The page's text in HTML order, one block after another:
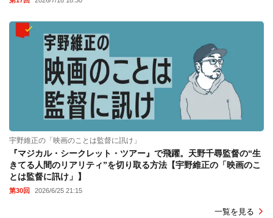
宇野維正の「映画のことは監督に訊け」
『マジカル・シークレット・ツアー』で飛躍。天野千尋監督の“生
きてる人間のリアリティ”を切り取る方法【宇野維正の「映画のこ
とは監督に訊け」】
第30回 2026/6/25 21:15
一覧を見る